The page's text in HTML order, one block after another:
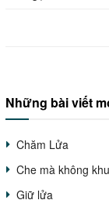
Những bài viết
Chăm Lửa
Che mà không
Giữ lửa